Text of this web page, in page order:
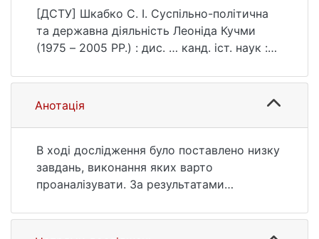
наук, Київський національний університет
імені Тараса Шевченка]. eKNUTSHIR.
https://ir.library.knu.ua/handle/123456789/40
[ДСТУ] Шкабко С. І. Суспільно-політична
та державна діяльність Леоніда Кучми
(1975 – 2005 РР.) : дис. … канд. іст. наук :
URL:
https://ir.library.knu.ua/handle/123456789/40
16 (дата звернення: 25.07.2026).
Анотація
В ході дослідження було поставлено низку
завдань, виконання яких варто
проаналізувати. За результатами
найбільш важливі узагальнення та
положення, основними серед яких є,